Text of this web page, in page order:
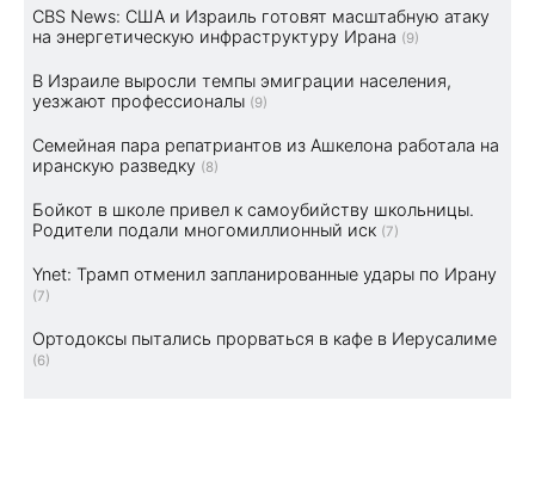
CBS News: США и Израиль готовят масштабную атаку
на энергетическую инфраструктуру Ирана (9)
В Израиле выросли темпы эмиграции населения,
уезжают профессионалы (9)
Семейная пара репатриантов из Ашкелона работала на
иранскую разведку (8)
Бойкот в школе привел к самоубийству школьницы.
Родители подали многомиллионный иск (7)
Ynet: Трамп отменил запланированные удары по Ирану
(7)
Ортодоксы пытались прорваться в кафе в Иерусалиме
(6)